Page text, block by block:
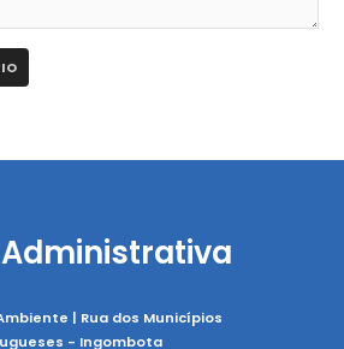
Administrativa
| Rua dos Municípios
- Ingombota